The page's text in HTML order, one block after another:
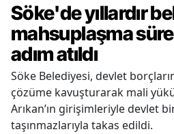
Söke'de yıllardır
mahsuplaşma
adım atıldı
Söke Belediyesi, devlet
çözüme kavuşturarak mali
Arıkan’ın girişimleriyle devlet
taşınmazlarıyla takas edildi.